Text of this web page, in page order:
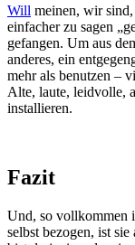
Will meinen, wir
einfacher zu sagen
gefangen. Um aus
anderes, ein
mehr als benutzen –
Alte, laute, leidvolle,
installieren.
Fazit
Und, so vollkommen
selbst bezogen, ist